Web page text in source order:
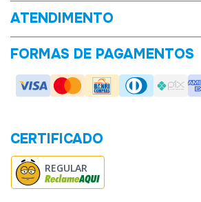
Nossas Lojas
Goleada Tricolor
Trocas e Direito de Arrependimento
Entregas e Prazos
Política de Privacidade
ATENDIMENTO
sacgremiomania@gremio.net
FORMAS DE PAGAMENTOS
CERTIFICADO
REGULAR